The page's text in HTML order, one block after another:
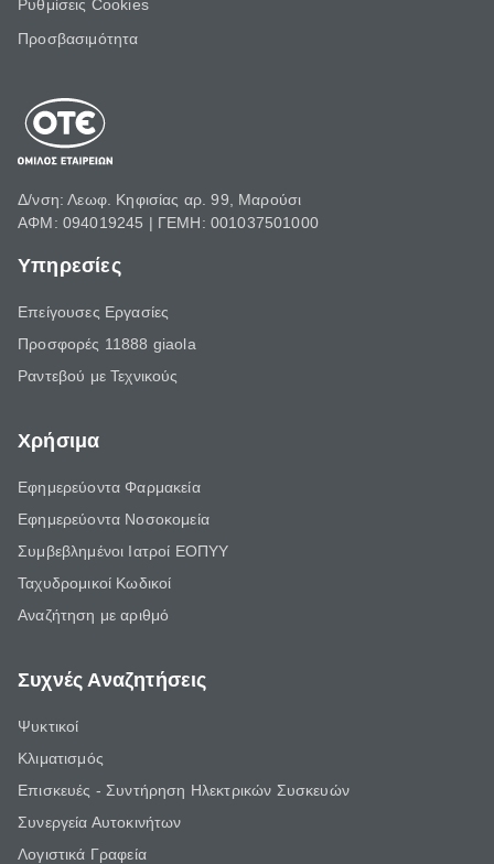
Ρυθμίσεις Cookies
Προσβασιμότητα
Δ/νση: Λεωφ. Κηφισίας αρ. 99, Μαρούσι
ΑΦΜ: 094019245 | ΓΕΜΗ: 001037501000
Υπηρεσίες
Επείγουσες Εργασίες
Προσφορές 11888 giaola
Ραντεβού με Τεχνικούς
Χρήσιμα
Εφημερεύοντα Φαρμακεία
Εφημερεύοντα Νοσοκομεία
Συμβεβλημένοι Ιατροί ΕΟΠΥΥ
Ταχυδρομικοί Κωδικοί
Αναζήτηση με αριθμό
Συχνές Αναζητήσεις
Ψυκτικοί
Κλιματισμός
Επισκευές - Συντήρηση Ηλεκτρικών Συσκευών
Συνεργεία Αυτοκινήτων
Λογιστικά Γραφεία